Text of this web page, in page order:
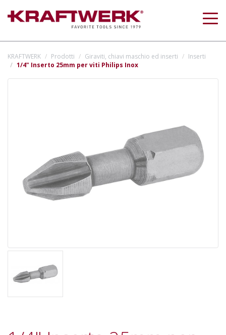
KRAFTWERK Prodotti Giraviti, chiavi maschio ed inserti
Inserti
1/4" Inserto 25mm per viti Philips Inox